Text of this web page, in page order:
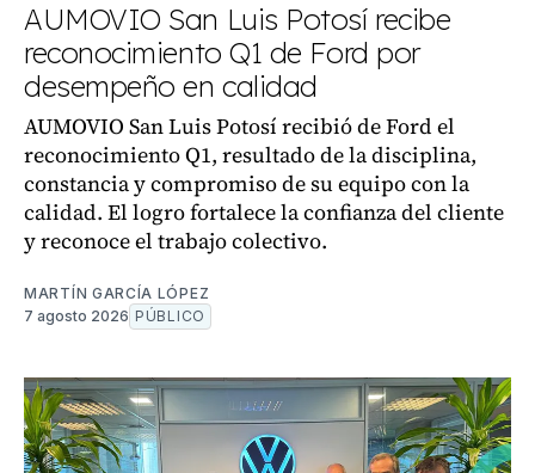
AUMOVIO San Luis Potosí recibe
reconocimiento Q1 de Ford por
desempeño en calidad
AUMOVIO San Luis Potosí recibió de Ford el
reconocimiento Q1, resultado de la disciplina,
constancia y compromiso de su equipo con la
calidad. El logro fortalece la confianza del cliente
y reconoce el trabajo colectivo.
MARTÍN GARCÍA LÓPEZ
7 agosto 2026 PÚBLICO